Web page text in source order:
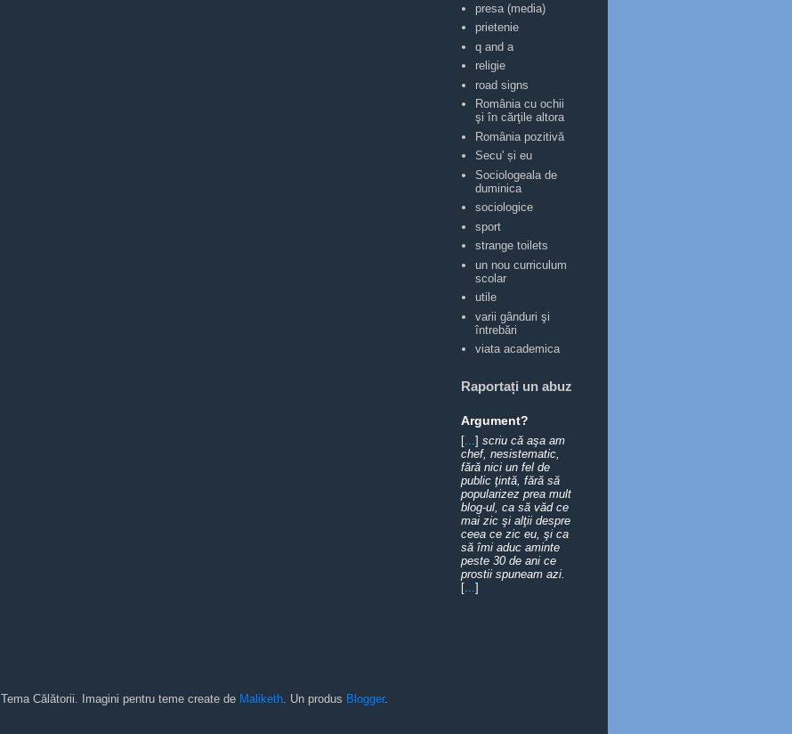
presa (media)
prietenie
q and a
religie
road signs
România cu ochii
şi în cărţile altora
România pozitivă
Secu' și eu
Sociologeala de
duminica
sociologice
sport
strange toilets
un nou curriculum
scolar
utile
varii gânduri şi
întrebări
viata academica
Raportați un abuz
Argument?
[ ] scriu că aşa am
chef, nesistematic,
fără nici un fel de
public ţintă, fără să
popularizez prea mult
blog-ul, ca să văd ce
mai zic şi alţii despre
ceea ce zic eu, şi ca
să îmi aduc aminte
peste 30 de ani ce
prostii spuneam azi.
[
]
Tema Călătorii. Imagini pentru teme create de Maliketh. Un produs Blogger.